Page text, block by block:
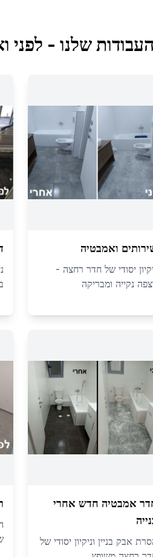
שלנו - לפני
ואמבטיה
יסודי של חדר רחצה -
נקייה ומבריקה
אמבטיה חדש אחרי
אבק בניין וניקיון יסודי של